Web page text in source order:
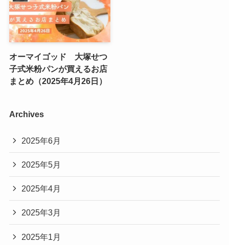
オーマイゴッド 大塚せつ
子式米粉パンが買えるお店
まとめ（2025年4月26日）
Archives
2025年6月
2025年5月
2025年4月
2025年3月
2025年1月